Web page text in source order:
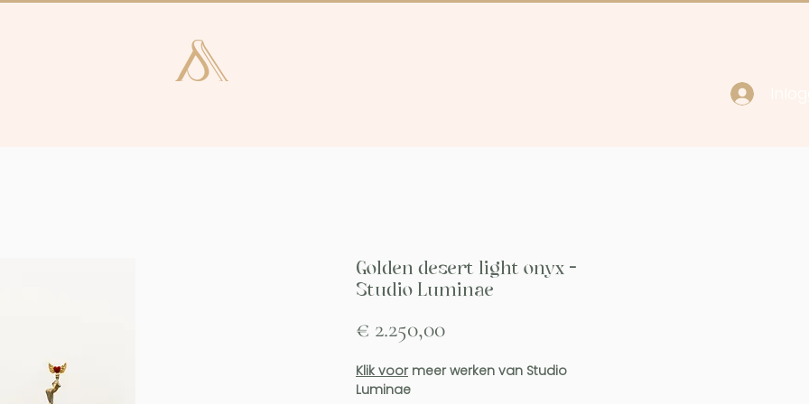
Golden desert light onyx -
Studio Luminae
€ 2.250,00Prijs
Klik voormeer werken van Studio
Luminae